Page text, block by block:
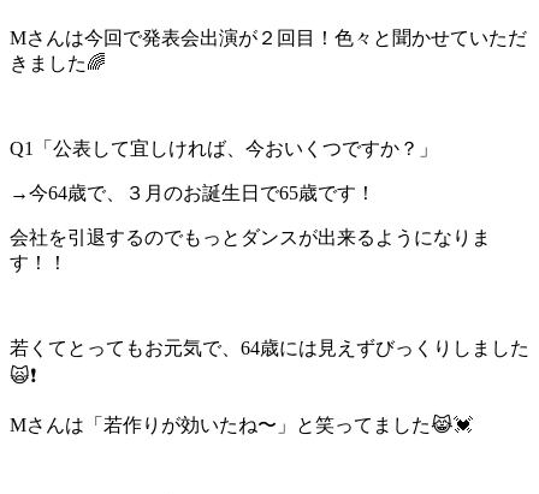
Mさんは今回で発表会出演が２回目！色々と聞かせていただ
きました🌈
Q1「公表して宜しければ、今おいくつですか？」
→今64歳で、３月のお誕生日で65歳です！
会社を引退するのでもっとダンスが出来るようになりま
す！！
若くてとってもお元気で、64歳には見えずびっくりしました
🙀❗️
Mさんは「若作りが効いたね〜」と笑ってました😹💓